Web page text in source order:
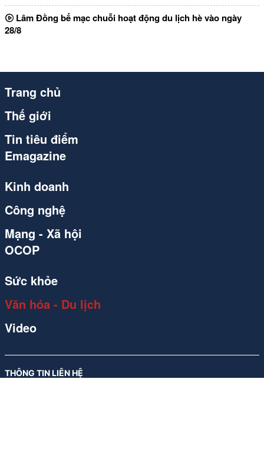
Lâm Đồng bế mạc chuỗi hoạt động du lịch hè vào ngày
28/8
THÔNG TIN LIÊN HỆ
Trang chủ
Thế giới
Tin tiêu điểm
Emagazine
Kinh doanh
Công nghệ
Mạng - Xã hội
OCOP
Sức khỏe
Văn hóa - Du lịch
Video